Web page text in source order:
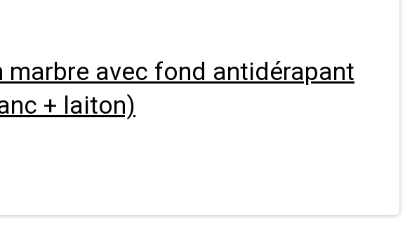
avec fond antidérapant
+ laiton)